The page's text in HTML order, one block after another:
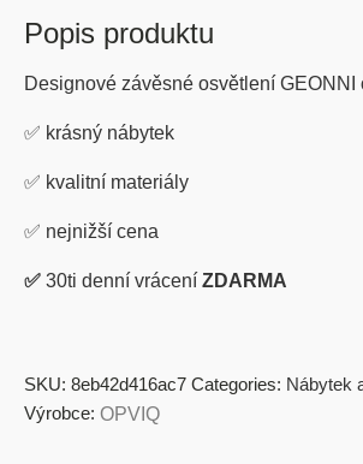
Popis produktu
Designové závěsné osvětlení GEONNI
✅ krásný nábytek
✅ kvalitní materiály
✅ nejnižší cena
✅ 30ti denní vrácení ZDARMA
SKU: 8eb42d416ac7 Categories: Nábytek
Výrobce: OPVIQ